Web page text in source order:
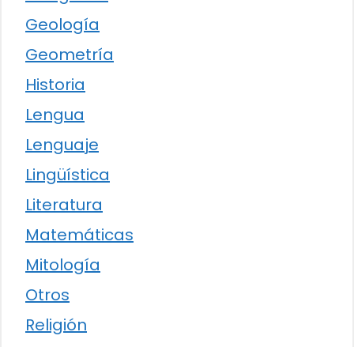
Geología
Geometría
Historia
Lengua
Lenguaje
Lingüística
Literatura
Matemáticas
Mitología
Otros
Religión